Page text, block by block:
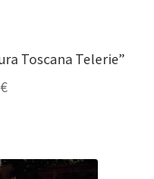
Toscana Telerie”
€